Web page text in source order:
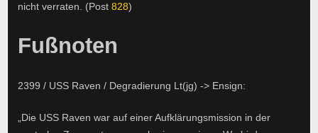
nicht verraten. (Post 828)
Fußnoten
2399 / USS Raven / Degradierung Lt(jg) -> Ensign:
„Die USS Raven war auf einer Aufklärungsmission in der